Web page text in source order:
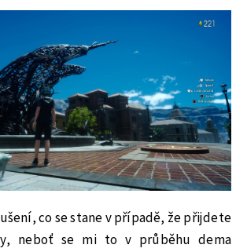
co se stane v případě, že přijdete
neboť se mi to v průběhu dema